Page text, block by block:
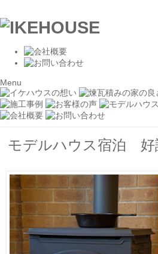
Menu
モデルハウス宿泊 好